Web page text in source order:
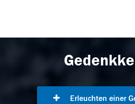
Erleuchten einer